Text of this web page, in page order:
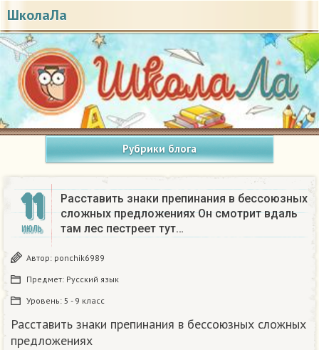
ШколаЛа
Рубрики блога
11
ИЮЛЬ
Расставить знаки препинания в бессоюзных
сложных предложениях Он смотрит вдаль
там лес пестреет тут…
Автор: ponchik6989
Предмет: Русский язык
Уровень: 5 - 9 класс
Расставить знаки препинания в бессоюзных сложных
предложениях